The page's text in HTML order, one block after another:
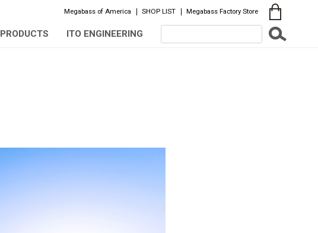
Megabass of America SHOP LIST Megabass Factory Store
PRODUCTS ITO ENGINEERING